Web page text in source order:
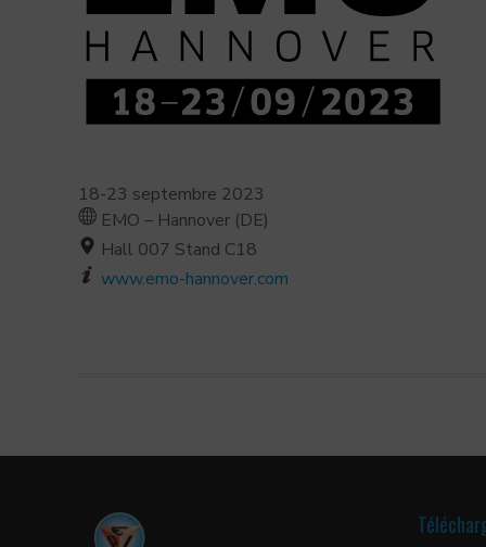
18-23 septembre 2023
EMO – Hannover (DE)
Hall 007 Stand C18
www.emo-hannover.com